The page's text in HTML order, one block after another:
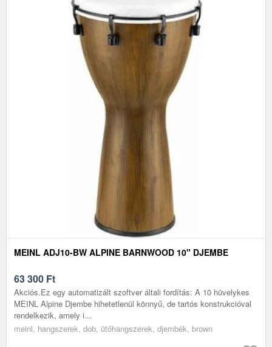
MEINL ADJ10-BW ALPINE BARNWOOD 10" DJEMBE
63 300 Ft
Akciós.Ez egy automatizált szoftver általi fordítás: A 10 hüvelykes
MEINL Alpine Djembe hihetetlenül könnyű, de tartós konstrukcióval
rendelkezik, amely i...
meinl, hangszerek, dob, ütőhangszerek, djembék, brown